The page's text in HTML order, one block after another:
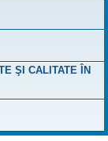
ŞI CALITATE ÎN